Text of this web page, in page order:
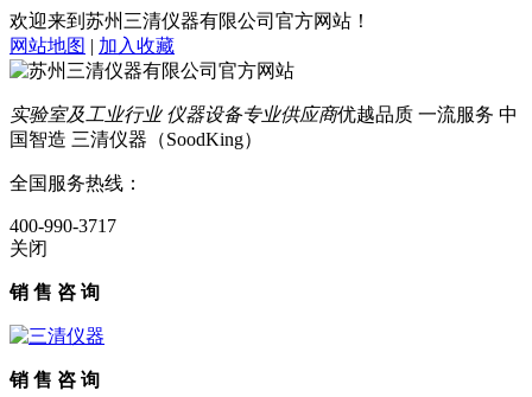
欢迎来到苏州三清仪器有限公司官方网站！
网站地图 | 加入收藏
实验室及工业行业 仪器设备专业供应商优越品质 一流服务 中
国智造 三清仪器（SoodKing）
全国服务热线：
400-990-3717
关闭
销 售 咨 询
销 售 咨 询